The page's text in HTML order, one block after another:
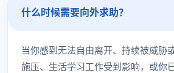
什么时候需要向外求助？
当你感到无法自由离开、持续被威胁
施压、生活学习工作受到影响，或你